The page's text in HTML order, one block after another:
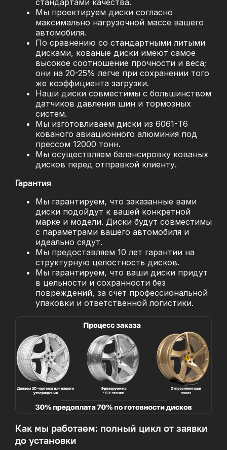
Мы проектируем диски согласно
максимально нагрузочной массе вашего
автомобиля.
По сравнению со стандартными литыми
дисками, кованые диски имеют самое
высокое соотношение прочности и веса;
они на 20-25% легче при сохранении того
же коэффициента загрузки.
Наши диски совместимы с большинством
датчиков давления шин и тормозных
систем.
Мы изготовливаем диски из 6061-T6
кованого авиационного алюминия под
прессом 12000 тонн.
Мы осуществляем балансировку кованых
дисков перед отправкой клиенту.
Гарантия
Мы гарантируем, что заказанные вами
диски подойдут к вашей конкретной
марке и модели. Диски будут совместимы
с параметрами вашего автомобиля и
идеально сядут.
Мы предоставляем 10 лет гарантии на
структурную целостность дисков.
Мы гарантируем, что ваши диски придут
в цельности и сохранности без
повреждений, за счёт профессиональной
упаковки и ответственной логистики.
Как мы работаем: полный цикл от заявки
до установки